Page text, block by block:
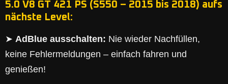
5.0 V8 GT 421 PS (S550 – 2015 bis 2018) aufs
nächste Level:
➤ AdBlue ausschalten: Nie wieder Nachfüllen,
keine Fehlermeldungen – einfach fahren und
genießen!